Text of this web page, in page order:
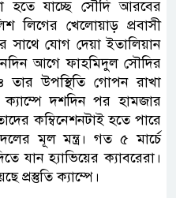
হতে যাচ্ছে সৌদি আরবের
লিগের খেলোয়াড় প্রবাসী
সাথে যোগ দেয়া ইতালিয়ান
আগে ফাহমিদুল সৌদির
তার উপস্থিতি গোপন রাখা
দশদিন পর হামজার
কম্বিনেশনটাই হতে পারে
মূল মন্ত্র। গত ৫ মার্চে
যান হ্যাভিয়ের ক্যাবরেরা।
প্রস্তুতি ক্যাম্পে।